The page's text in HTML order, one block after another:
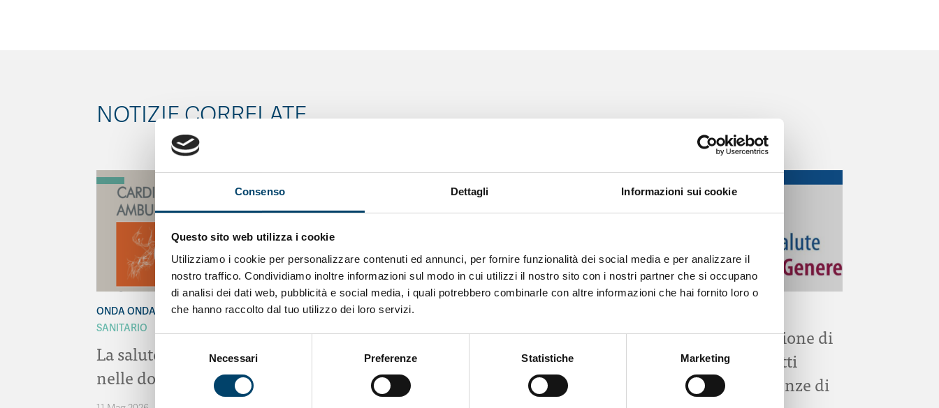
Consenso Dettagli Informazioni sui cookie
Questo sito web utilizza i cookie
Utilizziamo i cookie per personalizzare contenuti ed annunci, per fornire funzionalità dei social media e per analizzare il
nostro traffico. Condividiamo inoltre informazioni sul modo in cui utilizzi il nostro sito con i nostri partner che si occupano
di analisi dei dati web, pubblicità e social media, i quali potrebbero combinarle con altre informazioni che hai fornito loro o
che hanno raccolto dal tuo utilizzo dei loro servizi.
del
consenso
Necessari Preferenze Statistiche Marketing
NOTIZIE CORRELATE
ONDA ONDANOTIZIE
ONDA PER IL SISTEMA
SANITARIO
La salute cardiovascolare
nelle donne
ONDA PER IL SISTEMA SANITARIO
Salu’. Dal dialogo alla cura
15 Apr 2026
Bando per l’assegnazione di
un premio per progetti
riguardanti le Differenze di